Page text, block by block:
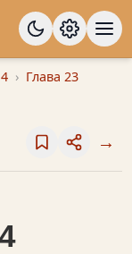
Глава 23
→